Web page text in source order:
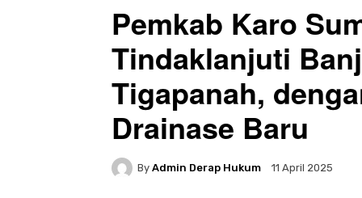
Pemkab Karo
Tindaklanjuti
Tigapanah,
Drainase Baru
By Admin Derap Hukum 11 April 2025